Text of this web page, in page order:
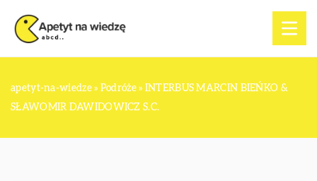
apetyt-na-wiedze» Podróże» INTERBUS MARCIN BIEŃKO &
SŁAWOMIR DAWIDOWICZ S.C.